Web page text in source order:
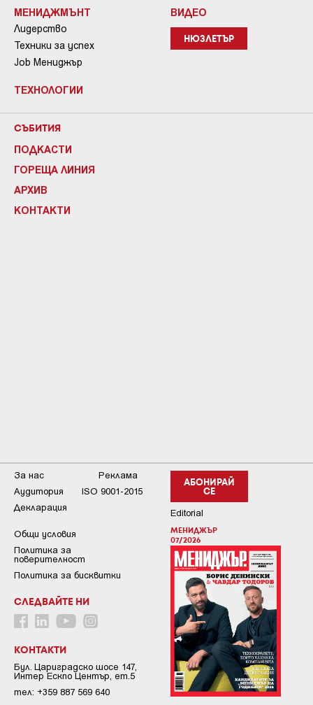
МЕНИДЖМЪНТ
Лидерство
Техники за успех
Job Мениджър
ТЕХНОЛОГИИ
ВИДЕО
НЮЗЛЕТЪР
СЪБИТИЯ
ПОДКАСТИ
ГОРЕЩА ЛИНИЯ
АРХИВ
КОНТАКТИ
АБОНИРАЙ
СЕ
Editorial
МЕНИДЖЪР
07/2026
За нас
Реклама
Аудитория
ISO 9001-2015
Декларация
Общи условия
Пoлитикa зa
пoвepитeлнocт
Политика за бисквитки
СЛЕДВАЙТЕ НИ
КОНТАКТИ
Бул. Цариградско шосе 147,
Интер Ескпо Център, ет.5
тел: +359 887 569 640